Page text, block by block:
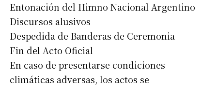
Entonación del Himno Nacional Argentino
Discursos alusivos
Despedida de Banderas de Ceremonia
Fin del Acto Oficial
En caso de presentarse condiciones
climáticas adversas, los actos se